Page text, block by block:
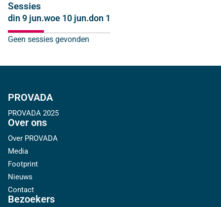
Sessies
din 9 jun.woe 10 jun.don 11 jun.
Geen sessies gevonden
PROVADA
PROVADA 2025
Over ons
Over PROVADA
Media
Footprint
Nieuws
Contact
Bezoekers